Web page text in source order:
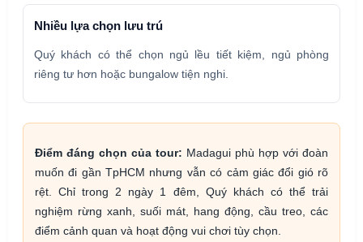
Nhiều lựa chọn lưu trú
Quý khách có thể chọn ngủ lều tiết kiệm, ngủ phòng
riêng tư hơn hoặc bungalow tiện nghi.
Điểm đáng chọn của tour: Madagui phù hợp với đoàn
muốn đi gần TpHCM nhưng vẫn có cảm giác đổi gió rõ
rệt. Chỉ trong 2 ngày 1 đêm, Quý khách có thể trải
nghiệm rừng xanh, suối mát, hang động, cầu treo, các
điểm cảnh quan và hoạt động vui chơi tùy chọn.